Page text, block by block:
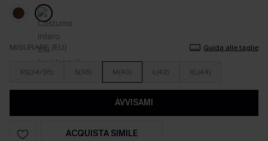
MISURARE (EU) Guida alle taglie
XS(34/36) S(38) M(40) L(42) XL(44)
AVVISAMI
ACQUISTA SIMILE